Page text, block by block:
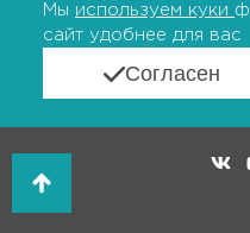
Мы используем куки
сайт удобнее для вас
Согласен